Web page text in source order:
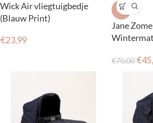
Wick Air vliegtuigbedje
(Blauw Print)
€23,99
-36%
Jane
€70,00 €